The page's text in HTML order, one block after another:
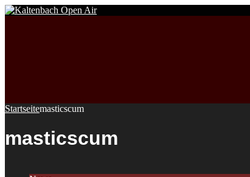
Startseitemasticscum
masticscum